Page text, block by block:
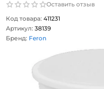
Оставить отзыв
Код товара: 411231
Артикул: 38139
Бренд: Feron